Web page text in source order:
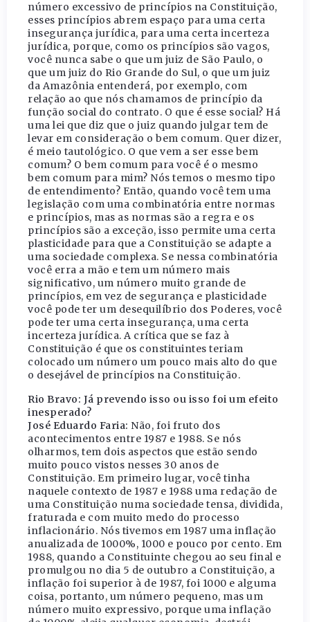
número excessivo de princípios na Constituição,
esses princípios abrem espaço para uma certa
insegurança jurídica, para uma certa incerteza
jurídica, porque, como os princípios são vagos,
você nunca sabe o que um juiz de São Paulo, o
que um juiz do Rio Grande do Sul, o que um juiz
da Amazônia entenderá, por exemplo, com
relação ao que nós chamamos de princípio da
função social do contrato. O que é esse social? Há
uma lei que diz que o juiz quando julgar tem de
levar em consideração o bem comum. Quer dizer,
é meio tautológico. O que vem a ser esse bem
comum? O bem comum para você é o mesmo
bem comum para mim? Nós temos o mesmo tipo
de entendimento? Então, quando você tem uma
legislação com uma combinatória entre normas
e princípios, mas as normas são a regra e os
princípios são a exceção, isso permite uma certa
plasticidade para que a Constituição se adapte a
uma sociedade complexa. Se nessa combinatória
você erra a mão e tem um número mais
significativo, um número muito grande de
princípios, em vez de segurança e plasticidade
você pode ter um desequilíbrio dos Poderes, você
pode ter uma certa insegurança, uma certa
incerteza jurídica. A crítica que se faz à
Constituição é que os constituintes teriam
colocado um número um pouco mais alto do que
o desejável de princípios na Constituição.
Rio Bravo: Já prevendo isso ou isso foi um efeito
inesperado?
José Eduardo Faria: Não, foi fruto dos
acontecimentos entre 1987 e 1988. Se nós
olharmos, tem dois aspectos que estão sendo
muito pouco vistos nesses 30 anos de
Constituição. Em primeiro lugar, você tinha
naquele contexto de 1987 e 1988 uma redação de
uma Constituição numa sociedade tensa, dividida,
fraturada e com muito medo do processo
inflacionário. Nós tivemos em 1987 uma inflação
anualizada de 1000%, 1000 e pouco por cento. Em
1988, quando a Constituinte chegou ao seu final e
promulgou no dia 5 de outubro a Constituição, a
inflação foi superior à de 1987, foi 1000 e alguma
coisa, portanto, um número pequeno, mas um
número muito expressivo, porque uma inflação